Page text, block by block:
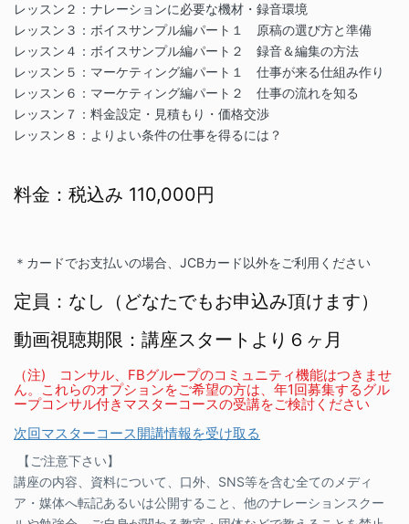
レッスン２：ナレーションに必要な機材・録音環境
レッスン３：ボイスサンプル編パート１ 原稿の選び方と準備
レッスン４：ボイスサンプル編パート２ 録音＆編集の方法
レッスン５：マーケティング編パート１ 仕事が来る仕組み作り
レッスン６：マーケティング編パート２ 仕事の流れを知る
レッスン７：料金設定・見積もり・価格交渉
レッスン８：よりよい条件の仕事を得るには？
料金：税込み 110,000円
＊カードでお支払いの場合、JCBカード以外をご利用ください
定員：なし（どなたでもお申込み頂けます）
動画視聴期限：講座スタートより６ヶ月
（注)
コンサル、FBグループのコミュニティ機能はつきませ
ん。これらのオプションをご希望の方は、年1回募集するグル
ープコンサル付きマスターコースの受講をご検討ください
次回マスターコース開講情報を受け取る
【ご注意下さい】
講座の内容、資料について、口外、SNS等を含む全てのメディ
ア・媒体へ転記あるいは公開すること、他のナレーションスクー